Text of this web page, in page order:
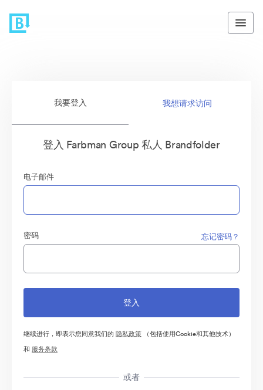
我要登入 我想请求访问
登入 Farbman Group 私人 Brandfolder
电子邮件
密码 忘记密码？
继续进行，即表示您同意我们的 隐私政策 （包括使用Cookie和其他技术）
和 服务条款
或者